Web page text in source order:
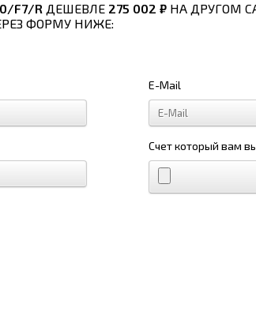
F7/R ДЕШЕВЛЕ 275 002 ₽ НА ДРУГОМ
ФОРМУ НИЖЕ:
E-Mail
Счет который вам